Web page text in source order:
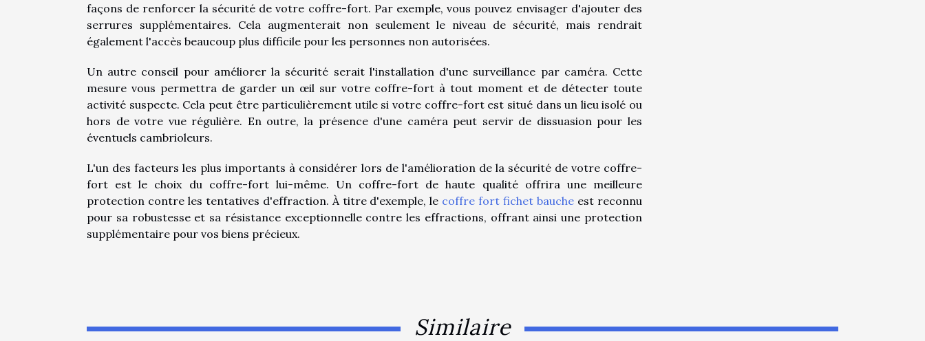
façons de renforcer la sécurité de votre coffre-fort. Par exemple, vous pouvez envisager d'ajouter des
serrures supplémentaires. Cela augmenterait non seulement le niveau de sécurité, mais rendrait
également l'accès beaucoup plus difficile pour les personnes non autorisées.
Un autre conseil pour améliorer la sécurité serait l'installation d'une surveillance par caméra. Cette
mesure vous permettra de garder un œil sur votre coffre-fort à tout moment et de détecter toute
activité suspecte. Cela peut être particulièrement utile si votre coffre-fort est situé dans un lieu isolé ou
hors de votre vue régulière. En outre, la présence d'une caméra peut servir de dissuasion pour les
éventuels cambrioleurs.
L'un des facteurs les plus importants à considérer lors de l'amélioration de la sécurité de votre coffre-
fort est le choix du coffre-fort lui-même. Un coffre-fort de haute qualité offrira une meilleure
protection contre les tentatives d'effraction. À titre d'exemple, le coffre fort fichet bauche est reconnu
pour sa robustesse et sa résistance exceptionnelle contre les effractions, offrant ainsi une protection
supplémentaire pour vos biens précieux.
Similaire